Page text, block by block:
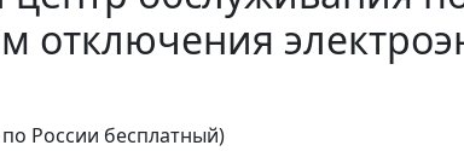
отключения
России бесплатный)